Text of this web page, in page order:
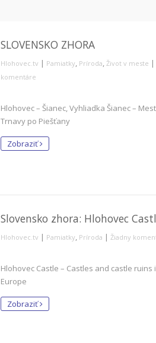
SLOVENSKO ZHORA
Hlohovec.tv | Pamiatky, Príroda, Život v meste |
komentáre
Hlohovec – Šianec, Vyhliadka Šianec –
Trnavy po Piešťany
Zobraziť
Slovensko zhora: Hlohovec
Hlohovec.tv | Pamiatky, Príroda | Žiadny
Hlohovec Castle – Castles and castle ruins
Europe
Zobraziť